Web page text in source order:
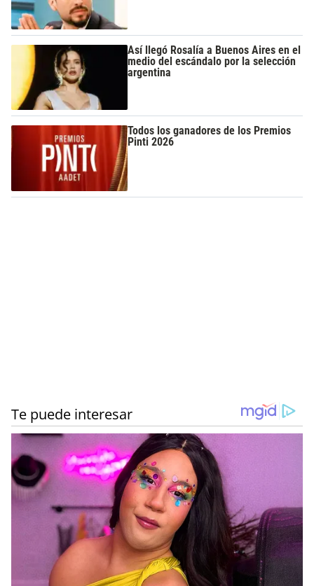
Así llegó Rosalía a Buenos Aires en el
medio del escándalo por la selección
argentina
Todos los ganadores de los Premios
Pinti 2026